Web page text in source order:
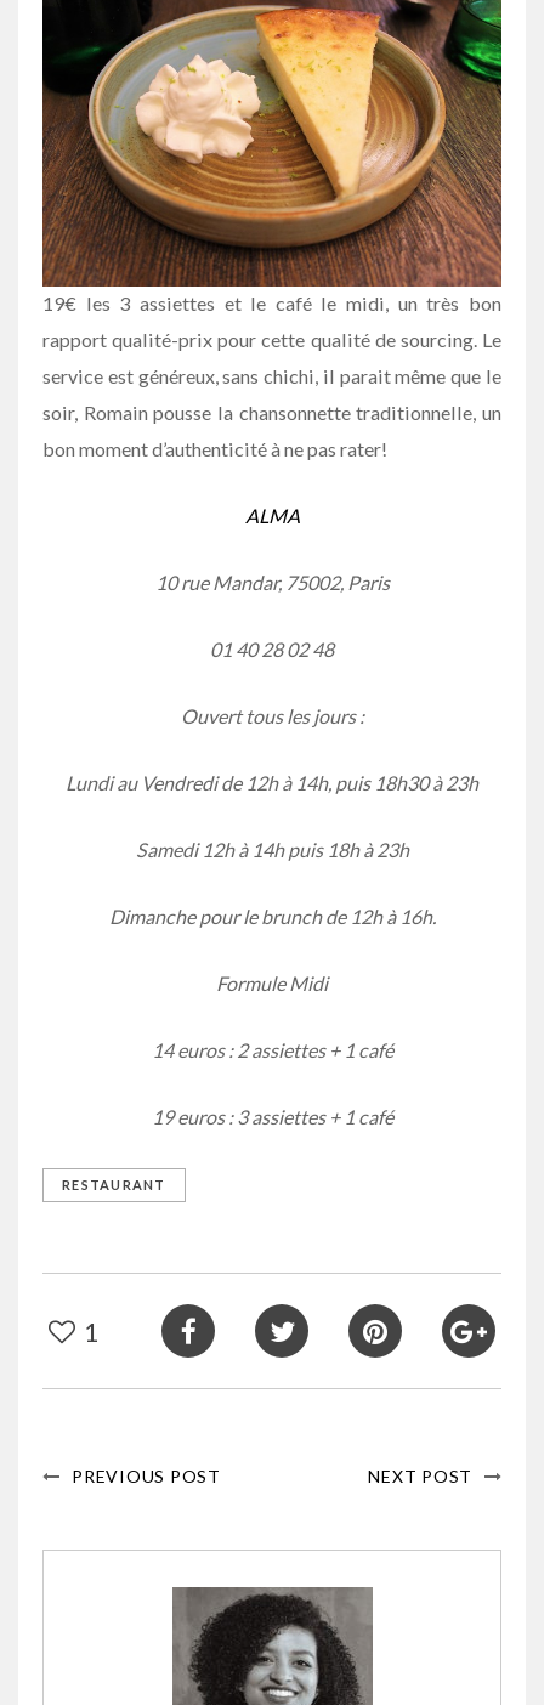
19€ les 3 assiettes et le café le midi, un très bon
rapport qualité-prix pour cette qualité de sourcing. Le
service est généreux, sans chichi, il parait même que le
soir, Romain pousse la chansonnette traditionnelle, un
bon moment d’authenticité à ne pas rater!
ALMA
10 rue Mandar, 75002, Paris
01 40 28 02 48
Ouvert tous les jours :
Lundi au Vendredi de 12h à 14h, puis 18h30 à 23h
Samedi 12h à 14h puis 18h à 23h
Dimanche pour le brunch de 12h à 16h.
Formule Midi
14 euros : 2 assiettes + 1 café
19 euros : 3 assiettes + 1 café
RESTAURANT
1
PREVIOUS POST NEXT POST